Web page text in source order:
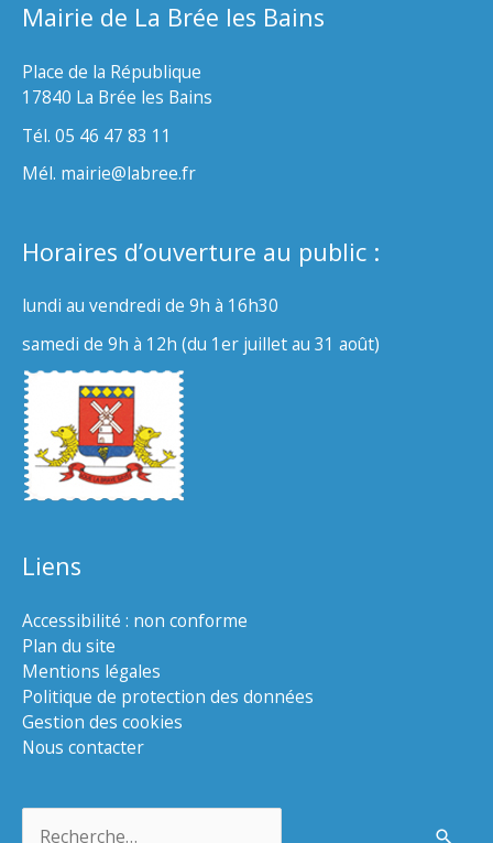
Mairie de La Brée les Bains
Place de la République
17840 La Brée les Bains
Tél. 05 46 47 83 11
Mél. mairie@labree.fr
Horaires d’ouverture au public :
lundi au vendredi de 9h à 16h30
samedi de 9h à 12h (du 1er juillet au 31 août)
Liens
Accessibilité : non conforme
Plan du site
Mentions légales
Politique de protection des données
Gestion des cookies
Nous contacter